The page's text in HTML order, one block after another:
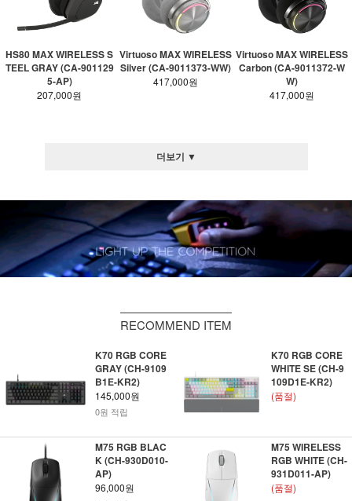
HS80 MAX WIRELESS S
TEEL GRAY (CA-901129
5-AP)
207,000원
Virtuoso MAX WIRELESS
Silver (CA-9011373-WW)
417,000원
Virtuoso MAX WIRELESS
Carbon (CA-9011372-W
W)
417,000원
더보기 ▼
RECOMMEND ITEM
K70 RGB CORE
GRAY (CH-9109
B1E-KR2)
145,000원
0원 적립
K70 RGB CORE
WHITE SE (CH-9
109D1E-KR2)
(품절)
M75 RGB BLAC
K (CH-930D010-
AP)
96,000원
M75 WIRELESS
RGB WHITE (CH-
931D011-AP)
(품절)